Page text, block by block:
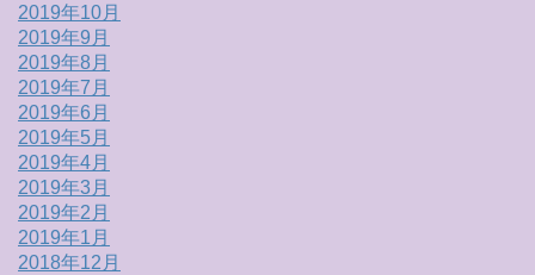
2019年10月
2019年9月
2019年8月
2019年7月
2019年6月
2019年5月
2019年4月
2019年3月
2019年2月
2019年1月
2018年12月